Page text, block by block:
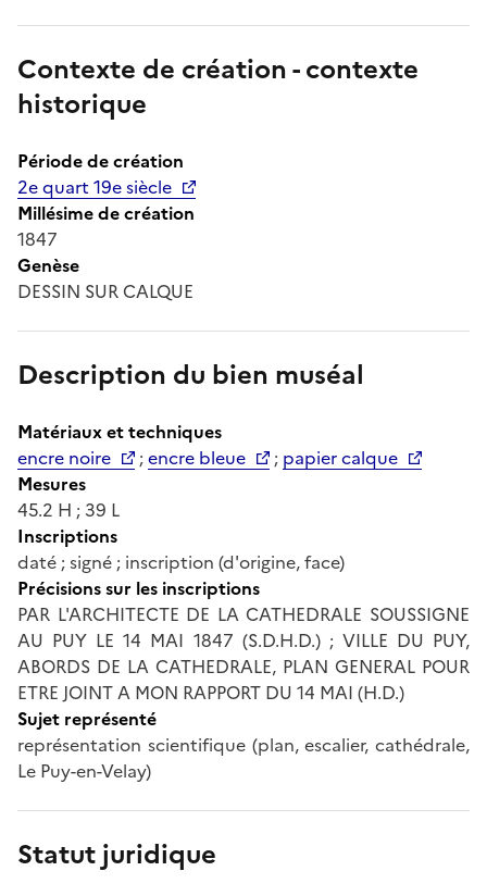
Contexte de création - contexte
historique
Période de création
2e quart 19e siècle
Millésime de création
1847
Genèse
DESSIN SUR CALQUE
Description du bien muséal
Matériaux et techniques
encre noire
;encre bleue ; papier calque
Mesures
45.2 H ; 39 L
Inscriptions
daté ; signé ; inscription (d'origine, face)
Précisions sur les inscriptions
PAR L'ARCHITECTE DE LA CATHEDRALE SOUSSIGNE
AU PUY LE 14 MAI 1847 (S.D.H.D.) ; VILLE DU PUY,
ABORDS DE LA CATHEDRALE, PLAN GENERAL POUR
ETRE JOINT A MON RAPPORT DU 14 MAI (H.D.)
Sujet représenté
représentation scientifique (plan, escalier, cathédrale,
Le Puy-en-Velay)
Statut juridique